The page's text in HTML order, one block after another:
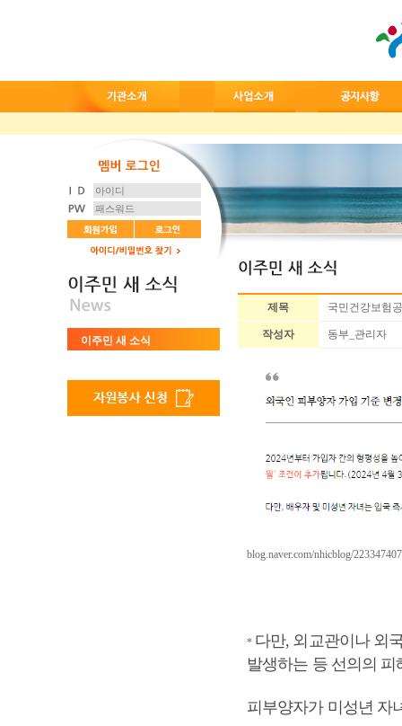
이주민 새 소식
제목 국민건강보험
작성자 동부_관리자
blog.naver.com/nhicblog/
* 다만, 외교관이나 외
발생하는 등 선의의
피부양자가 미성년 자